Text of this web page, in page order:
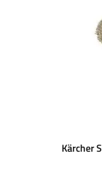
Kärcher